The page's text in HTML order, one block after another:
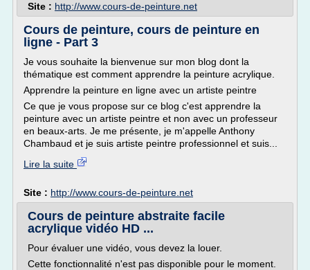
Site : http://www.cours-de-peinture.net
Cours de peinture, cours de peinture en
ligne - Part 3
Je vous souhaite la bienvenue sur mon blog dont la
thématique est comment apprendre la peinture acrylique.
Apprendre la peinture en ligne avec un artiste peintre
Ce que je vous propose sur ce blog c'est apprendre la
peinture avec un artiste peintre et non avec un professeur
en beaux-arts. Je me présente, je m'appelle Anthony
Chambaud et je suis artiste peintre professionnel et suis...
Lire la suite
Site : http://www.cours-de-peinture.net
Cours de peinture abstraite facile
acrylique vidéo HD ...
Pour évaluer une vidéo, vous devez la louer.
Cette fonctionnalité n'est pas disponible pour le moment.